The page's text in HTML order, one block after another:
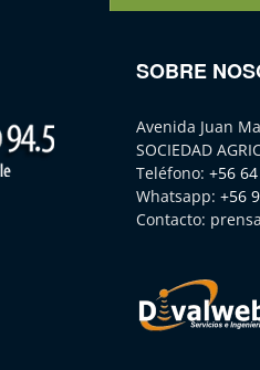
SOBRE
Avenida Juan
SOCIEDAD
Teléfono: +56
Whatsapp: +56
Contacto: